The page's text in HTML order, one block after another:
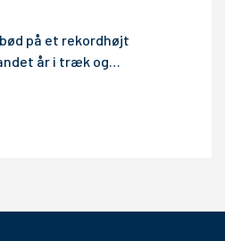
på et rekordhøjt
år i træk og…